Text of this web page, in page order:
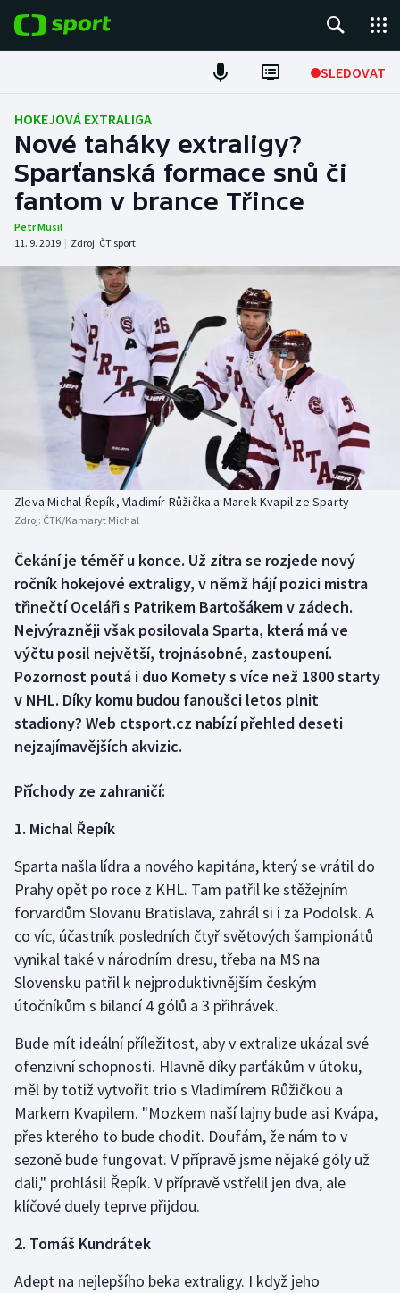
SLEDOVAT
Fotbal
Hokej
Tenis
Atletika
DALŠÍ SPORTY
Americký fotbal
Baseball a softbal
Basketbal
Biatlon
Box
Curling
Dostihy
Florbal
Futsal
Golf
Gymnastika
Házená
Jezdectví
Krasobruslení
Lezení
Lyže a snowboard
Moderní pětiboj
Motorsport
Parasport
NEPŘEHLÉDNĚTE
Soutěže
Historické návraty
Aplikace ČT sport
HOKEJOVÁ EXTRALIGA
Nové taháky extraligy?
Sparťanská formace snů či
fantom v brance Třince
Petr Musil
11. 9. 2019 | Zdroj: ČT sport
Zleva Michal Řepík, Vladimír Růžička a Marek Kvapil ze Sparty
Zdroj: ČTK/Kamaryt Michal
Čekání je téměř u konce. Už zítra se rozjede nový
ročník hokejové extraligy, v němž hájí pozici mistra
třinečtí Oceláři s Patrikem Bartošákem v zádech.
Nejvýrazněji však posilovala Sparta, která má ve
výčtu posil největší, trojnásobné, zastoupení.
Pozornost poutá i duo Komety s více než 1800 starty
v NHL. Díky komu budou fanoušci letos plnit
stadiony? Web ctsport.cz nabízí přehled deseti
nejzajímavějších akvizic.
Příchody ze zahraničí:
1. Michal Řepík
Sparta našla lídra a nového kapitána, který se vrátil do
Prahy opět po roce z KHL. Tam patřil ke stěžejním
forvardům Slovanu Bratislava, zahrál si i za Podolsk. A
co víc, účastník posledních čtyř světových šampionátů
vynikal také v národním dresu, třeba na MS na
Slovensku patřil k nejproduktivnějším českým
útočníkům s bilancí 4 gólů a 3 přihrávek.
Bude mít ideální příležitost, aby v extralize ukázal své
ofenzivní schopnosti. Hlavně díky parťákům v útoku,
měl by totiž vytvořit trio s Vladimírem Růžičkou a
Markem Kvapilem. "Mozkem naší lajny bude asi Kvápa,
přes kterého to bude chodit. Doufám, že nám to v
sezoně bude fungovat. V přípravě jsme nějaké góly už
dali," prohlásil Řepík. V přípravě vstřelil jen dva, ale
klíčové duely teprve přijdou.
2. Tomáš Kundrátek
Adept na nejlepšího beka extraligy. I když jeho